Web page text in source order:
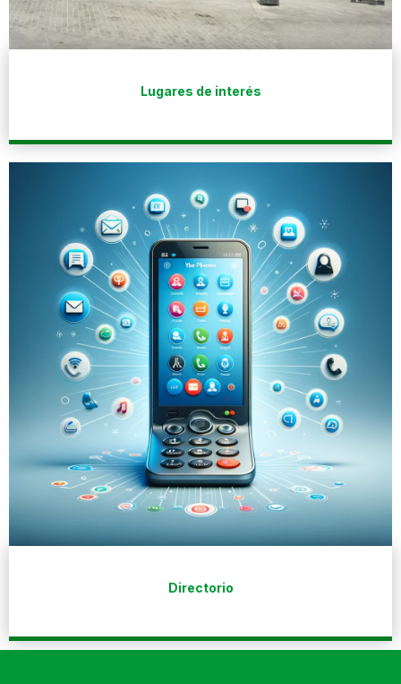
Lugares de interés
Directorio